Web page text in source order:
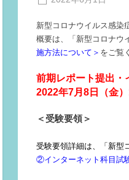
務
局
M.I
新型コロナウイルス感染
概要は、「新型コロナウ
施方法について＞ をご覧
前期レポート提出・
2022年7月8日（金
＜受験要領＞
受験要領詳細は、「新型
②インターネット科目試